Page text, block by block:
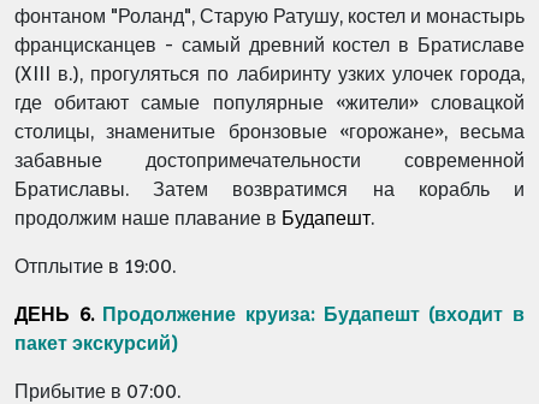
фонтаном "Роланд", Старую Ратушу, костел и монастырь
францисканцев - самый древний костел в Братиславе
(XIII в.), прогуляться по лабиринту узких улочек города,
где обитают самые популярные «жители» словацкой
столицы, знаменитые бронзовые «горожане», весьма
забавные достопримечательности современной
Братиславы. Затем возвратимся на корабль и
продолжим наше плавание в Будапешт.
Отплытие в 19:00.
ДЕНЬ 6.Продолжение круиза: Будапешт (входит в
пакет экскурсий)
Прибытие в 07:00.